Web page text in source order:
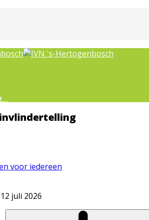
over natuur
groepen
en
voor iedereen
12 juli 2026